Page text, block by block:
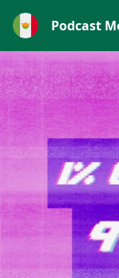
Podcast